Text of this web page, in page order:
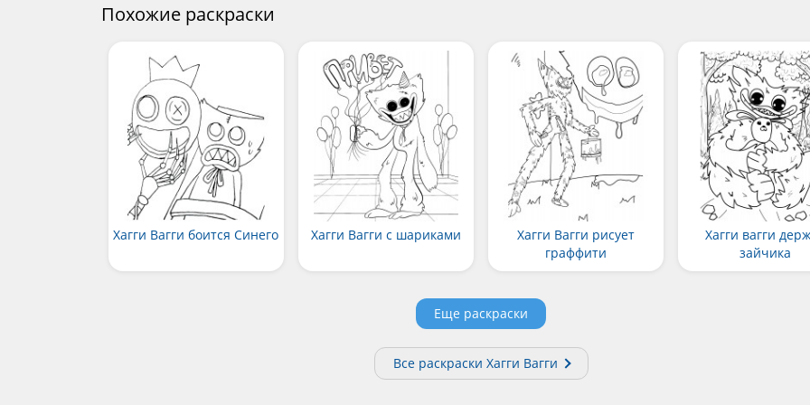
Похожие раскраски
Хагги Вагги боится Синего Хагги Вагги с шариками
Хагги Вагги рисует
граффити
Хагги вагги
зайчика
Еще раскраски
Все раскраски Хагги Вагги